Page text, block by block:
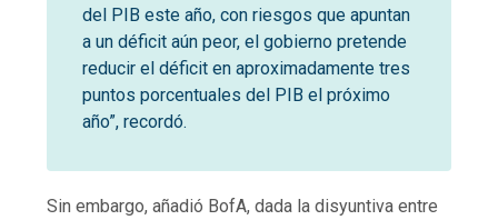
del PIB este año, con riesgos que apuntan
a un déficit aún peor, el gobierno pretende
reducir el déficit en aproximadamente tres
puntos porcentuales del PIB el próximo
año”, recordó.
Sin embargo, añadió BofA, dada la disyuntiva entre